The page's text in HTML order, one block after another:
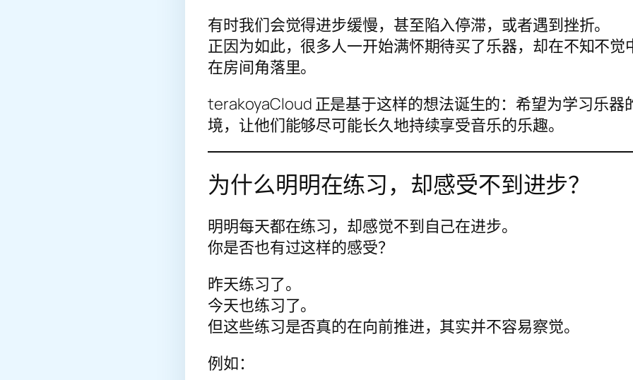
有时我们会觉得进步缓慢，甚至陷入停滞，或者遇到挫折。
正因为如此，很多人一开始满怀期待买了乐器，却在不知不觉
在房间角落里。
terakoyaCloud 正是基于这样的想法诞生的：希望为学习乐器
境，让他们能够尽可能长久地持续享受音乐的乐趣。
为什么明明在练习，却感受不到进步？
明明每天都在练习，却感觉不到自己在进步。
你是否也有过这样的感受？
昨天练习了。
今天也练习了。
但这些练习是否真的在向前推进，其实并不容易察觉。
例如：